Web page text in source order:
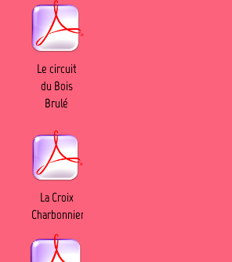
Le circuit
du Bois
Brulé
La Croix
Charbonnier